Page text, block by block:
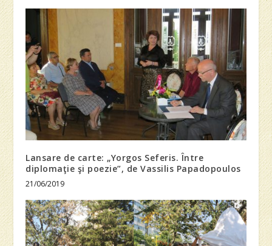
Lansare de carte: „Yorgos Seferis. Între
diplomaţie şi poezie”, de Vassilis Papadopoulos
21/06/2019